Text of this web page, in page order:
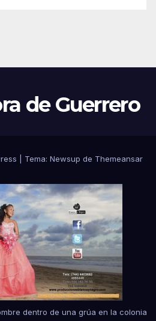
de Guerrero
Tema: Newsup de Themeansar
dentro de una grúa en la colonia